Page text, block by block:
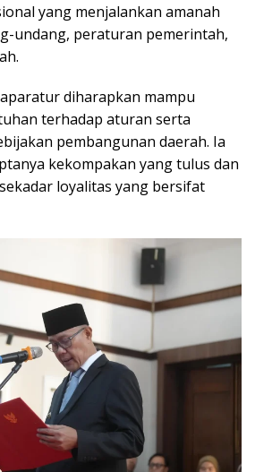
yang menjalankan amanah
undang, peraturan pemerintah,
diharapkan mampu
terhadap aturan serta
pembangunan daerah. Ia
kekompakan yang tulus dan
loyalitas yang bersifat